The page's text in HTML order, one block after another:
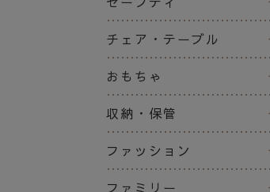
チェア・テーブル
おもちゃ
収納・保管
ファッション
ファミリー